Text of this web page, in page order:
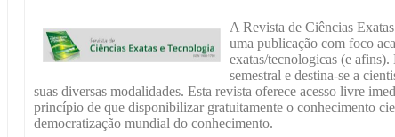
A Revista de Ciências
uma publicação com foco
exatas/tecnologicas (e
semestral e destina-se a
suas diversas modalidades. Esta revista oferece acesso livre
princípio de que disponibilizar gratuitamente o conhecimento
democratização mundial do conhecimento.